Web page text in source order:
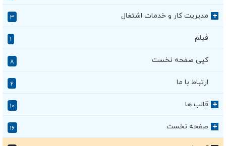
+ مدیریت کار و خدمات اشتغال ۳
فیلم
کپی صفحه نخست ۸
ارتباط با ما ۲
+ قالب ها ۱۰
+ صفحه نخست ۱۶